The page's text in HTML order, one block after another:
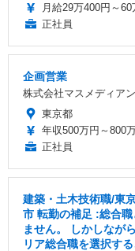
月給29万400円～60
正社員
企画営業
株式会社マスメディアン
東京都
年収500万円～800
正社員
建築・土木技術職/東
市 転勤の補足 :総合
ません。 しかしなが
リア総合職を選択す